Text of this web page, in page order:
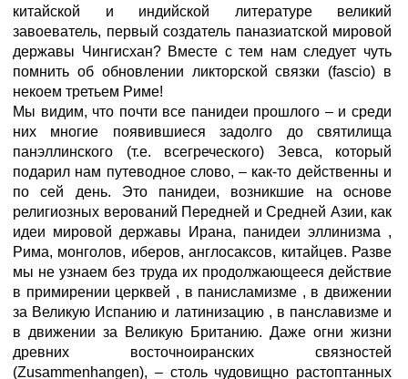
китайской и индийской литературе великий
завоеватель, первый создатель паназиатской мировой
державы Чингисхан? Вместе с тем нам следует чуть
помнить об обновлении ликторской связки (fascio) в
некоем третьем Риме!
Мы видим, что почти все панидеи прошлого – и среди
них многие появившиеся задолго до святилища
панэллинского (т.е. всегреческого) Зевса, который
подарил нам путеводное слово, – как-то действенны и
по сей день. Это панидеи, возникшие на основе
религиозных верований Передней и Средней Азии, как
идеи мировой державы Ирана, панидеи эллинизма ,
Рима, монголов, иберов, англосаксов, китайцев. Разве
мы не узнаем без труда их продолжающееся действие
в примирении церквей , в панисламизме , в движении
за Великую Испанию и латинизацию , в панславизме и
в движении за Великую Британию. Даже огни жизни
древних восточноиранских связностей
(Zusammenhangen), – столь чудовищно растоптанных